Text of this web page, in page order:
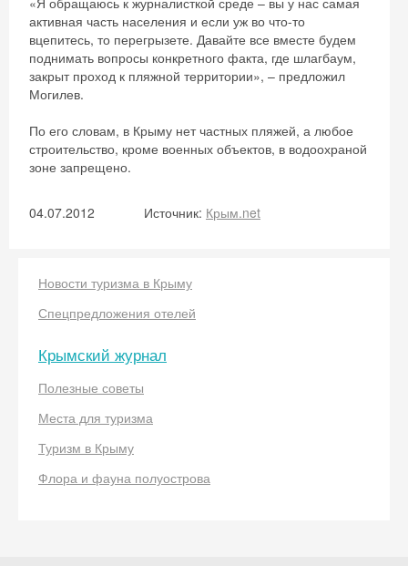
активная часть населения и если уж во что-то
вцепитесь, то перегрызете. Давайте все вместе будем
поднимать вопросы конкретного факта, где шлагбаум,
закрыт проход к пляжной территории», – предложил
Могилев.
По его словам, в Крыму нет частных пляжей, а любое
строительство, кроме военных объектов, в водоохраной
зоне запрещено.
04.07.2012 Источник: Крым.net
Новости туризма в Крыму
Спецпредложения отелей
Крымский журнал
Полезные советы
Места для туризма
Туризм в Крыму
Флора и фауна полуострова